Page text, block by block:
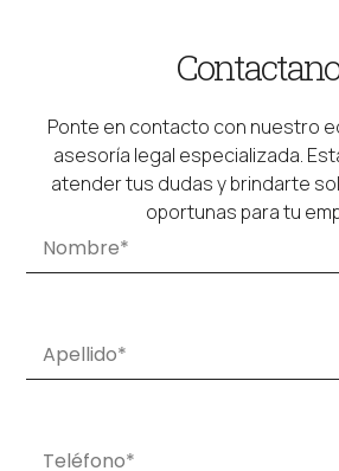
Ponte en contacto con nuestro
asesoría legal especializada.
atender tus dudas y brindarte
oportunas para tu